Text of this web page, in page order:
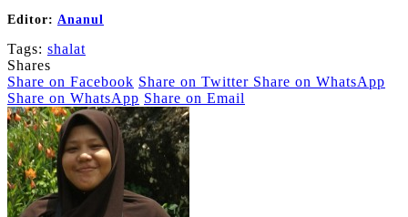
Editor: Ananul
Tags: shalat
Shares
Share on Facebook Share on Twitter Share on WhatsApp
Share on WhatsApp Share on Email